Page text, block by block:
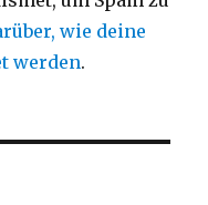
wie deine
werden.